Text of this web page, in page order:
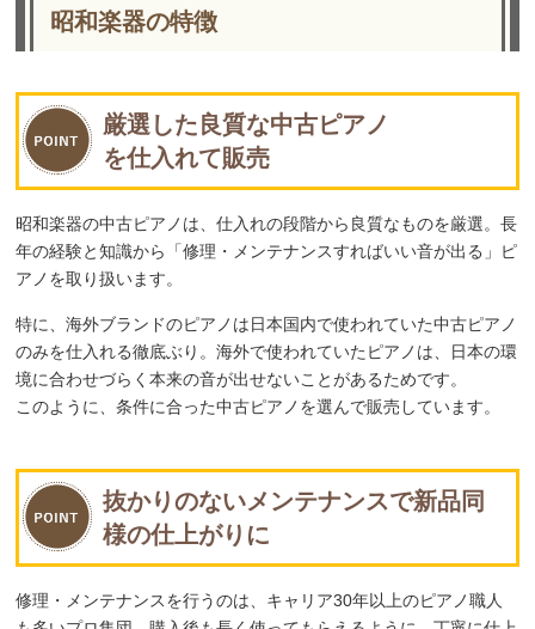
昭和楽器の特徴
厳選した良質な中古ピアノ
を仕入れて販売
昭和楽器の中古ピアノは、仕入れの段階から良質なものを厳選。長
年の経験と知識から「修理・メンテナンスすればいい音が出る」ピ
アノを取り扱います。
特に、海外ブランドのピアノは日本国内で使われていた中古ピアノ
のみを仕入れる徹底ぶり。海外で使われていたピアノは、日本の環
境に合わせづらく本来の音が出せないことがあるためです。
このように、条件に合った中古ピアノを選んで販売しています。
抜かりのないメンテナンスで新品同
様の仕上がりに
修理・メンテナンスを行うのは、キャリア30年以上のピアノ職人